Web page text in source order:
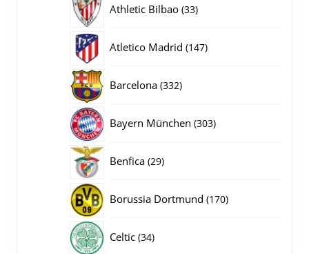
Athletic Bilbao 3333
Atletico Madrid 147147
Barcelona 332332
Bayern München 303303
Benfica 2929
Borussia Dortmund 170170
Celtic 3434